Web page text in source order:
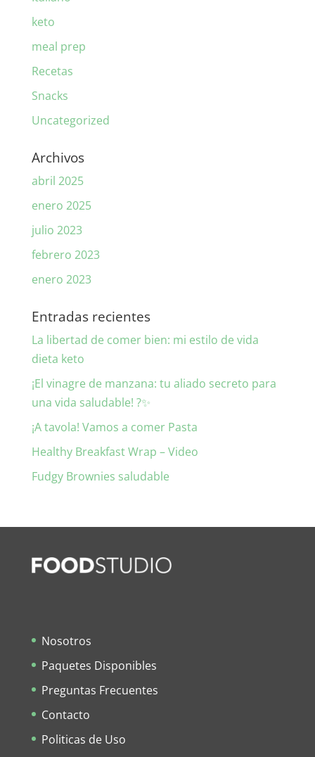
keto
meal prep
Recetas
Snacks
Uncategorized
Archivos
abril 2025
enero 2025
julio 2023
febrero 2023
enero 2023
Entradas recientes
La libertad de comer bien: mi estilo de vida
dieta keto
¡El vinagre de manzana: tu aliado secreto para
una vida saludable! ?✨
¡A tavola! Vamos a comer Pasta
Healthy Breakfast Wrap – Video
Fudgy Brownies saludable
Nosotros
Paquetes Disponibles
Preguntas Frecuentes
Contacto
Politicas de Uso